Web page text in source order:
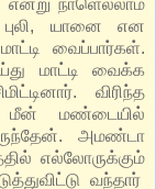
புலி, யானை என
வைப்பார்கள்.
மாட்டி வைக்க
விரிந்த
மீன் மண்டையில்
அமண்டா
எல்லோருக்கும்
வந்தார்